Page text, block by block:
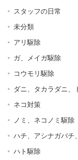
スタッフの日常
未分類
アリ駆除
ガ、メイガ駆除
コウモリ駆除
ダニ、タカラダニ、
ネコ対策
ノミ、ネコノミ駆除
ハチ、アシナガバチ
ハト駆除